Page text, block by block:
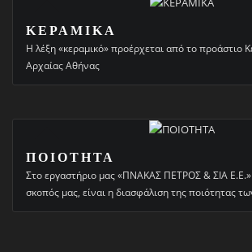
ΚΕΡΑΜΙΚΑ
Η λέξη «κεραμικό» προέρχεται από το προάστιο
Αρχαίας Αθήνας
ΠΟΙΟΤΗΤΑ
Στο εργαστήριο μας «ΠΝΑΚΑΣ ΠΕΤΡΟΣ & ΣΙΑ
σκοπός μας, είναι η διασφάλιση της ποιότητας